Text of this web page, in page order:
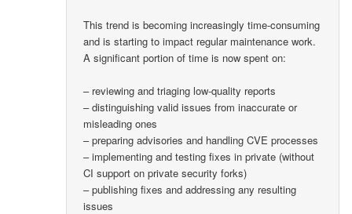
This trend is becoming increasingly time-consuming
and is starting to impact regular maintenance work.
A significant portion of time is now spent on:
– reviewing and triaging low-quality reports
– distinguishing valid issues from inaccurate or
misleading ones
– preparing advisories and handling CVE processes
– implementing and testing fixes in private (without
CI support on private security forks)
– publishing fixes and addressing any resulting
issues